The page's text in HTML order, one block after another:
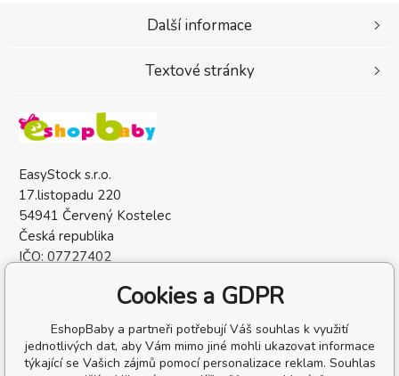
EasyStock s.r.o.
17.listopadu 220
54941 Červený Kostelec
Česká republika
IČO: 07727402
Další informace
Textové stránky
Cookies a GDPR
EshopBaby a partneři potřebují Váš souhlas k využití
jednotlivých dat, aby Vám mimo jiné mohli ukazovat informace
týkající se Vašich zájmů pomocí personalizace reklam. Souhlas